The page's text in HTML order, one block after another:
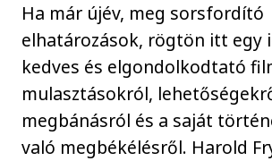
Ha már újév, meg sorsfordító
elhatározások, rögtön itt egy
kedves és elgondolkodtató
mulasztásokról,
megbánásról és a saját
való megbékélésről. Harold